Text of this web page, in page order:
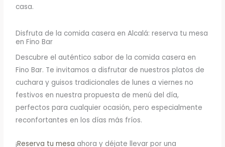
casa.
Disfruta de la comida casera en Alcalá: reserva tu mesa
en Fino Bar
Descubre el auténtico sabor de la comida casera en
Fino Bar. Te invitamos a disfrutar de nuestros platos de
cuchara y guisos tradicionales de lunes a viernes no
festivos en nuestra propuesta de menú del día,
perfectos para cualquier ocasión, pero especialmente
reconfortantes en los días más fríos.
¡Reserva tu mesa ahora y déjate llevar por una